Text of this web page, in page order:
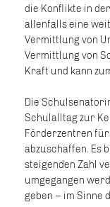
die Konflikte in
allenfalls eine
Vermittlung von
Vermittlung von
Kraft und kann
Die
Schulalltag zur
Förderzentren
abzuschaffen. Es
steigenden Zahl
umgegangen
geben – im Sinne